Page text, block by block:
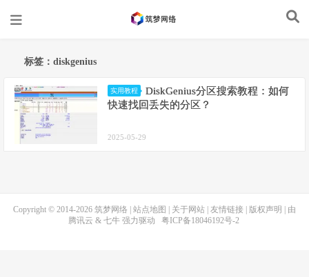
标签：diskgenius
实用教程
DiskGenius分区搜索教程：如何
快速找回丢失的分区？
2025-05-29
Copyright © 2014-2026 筑梦网络 站点地图 关于网站 友情链接 版权声明
| 由
腾讯云 & 七牛强力驱动 粤ICP备18046192号-2